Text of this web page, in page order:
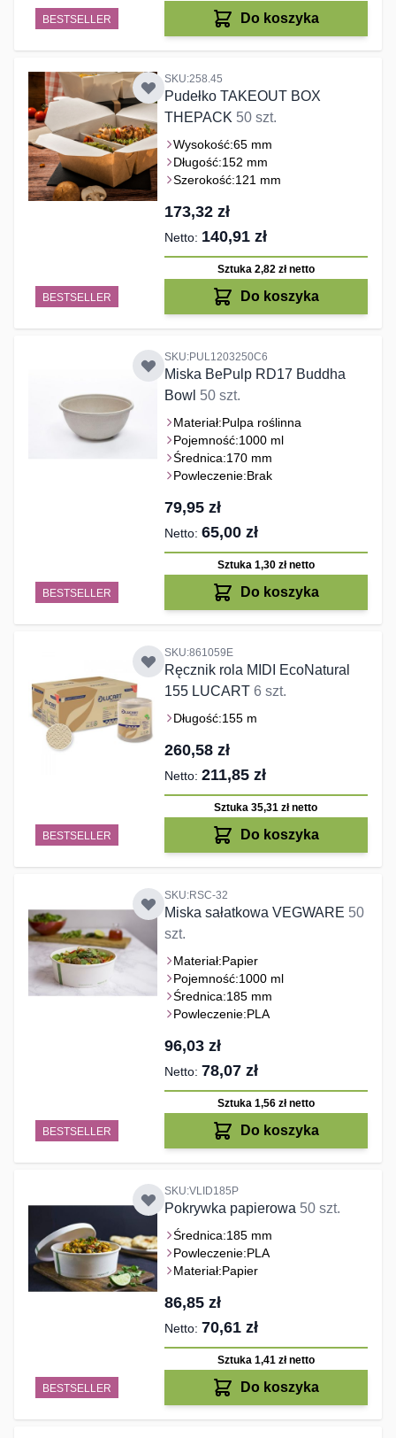
BESTSELLER Do koszyka
BESTSELLER
SKU:258.45
Pudełko TAKEOUT BOX
THEPACK 50 szt.
Wysokość:65 mm
Długość:152 mm
Szerokość:121 mm
173,32 zł
140,91 zł
Sztuka 2,82 złnetto
Do koszyka
BESTSELLER
SKU:PUL1203250C6
Miska BePulp RD17 Buddha
Bowl 50 szt.
Materiał:Pulpa roślinna
Pojemność:1000 ml
Średnica:170 mm
Powleczenie:Brak
79,95 zł
65,00 zł
Sztuka 1,30 złnetto
Do koszyka
BESTSELLER
SKU:861059E
Ręcznik rola MIDI EcoNatural
155 LUCART 6 szt.
Długość:155 m
260,58 zł
211,85 zł
Sztuka 35,31 złnetto
Do koszyka
BESTSELLER
SKU:RSC-32
Miska sałatkowa VEGWARE 50
szt.
Materiał:Papier
Pojemność:1000 ml
Średnica:185 mm
Powleczenie:PLA
96,03 zł
78,07 zł
Sztuka 1,56 złnetto
Do koszyka
BESTSELLER
SKU:VLID185P
Pokrywka papierowa 50 szt.
Średnica:185 mm
Powleczenie:PLA
Materiał:Papier
86,85 zł
70,61 zł
Sztuka 1,41 złnetto
Do koszyka